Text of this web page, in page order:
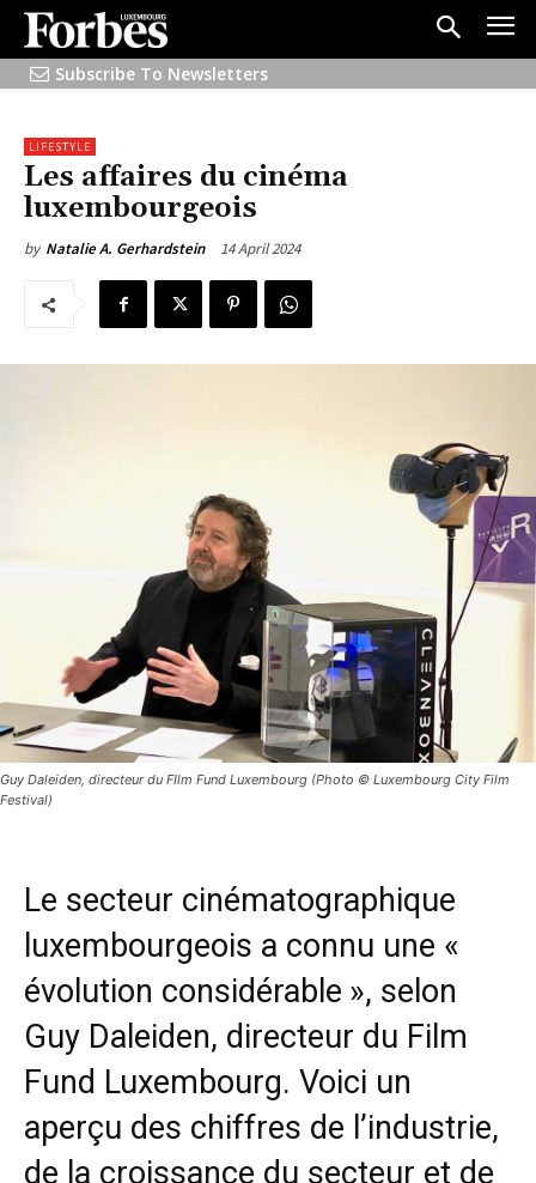
Subscribe To Newsletters
LIFESTYLE
Les affaires du cinéma
luxembourgeois
by Natalie A. Gerhardstein 14 April 2024
Guy Daleiden, directeur du FIlm Fund Luxembourg (Photo © Luxembourg City Film
Festival)
Le secteur cinématographique
luxembourgeois a connu une «
évolution considérable », selon
Guy Daleiden, directeur du Film
Fund Luxembourg. Voici un
aperçu des chiffres de l’industrie,
de la croissance du secteur et de